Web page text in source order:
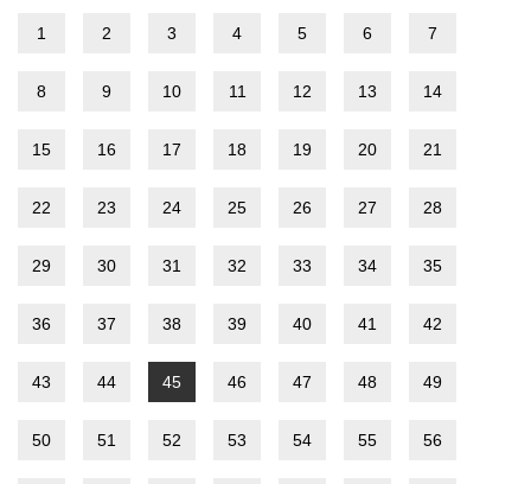
1 2 3 4 5 6 7
8 9 10 11 12 13 14
15 16 17 18 19 20 21
22 23 24 25 26 27 28
29 30 31 32 33 34 35
36 37 38 39 40 41 42
43 44 45 46 47 48 49
50 51 52 53 54 55 56